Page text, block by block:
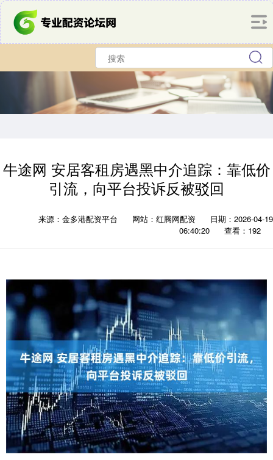
牛途网 安居客租房遇黑中介追踪：靠低价
引流，向平台投诉反被驳回
来源：金多港配资平台 网站：红腾网配资
日期：2026-04-19
06:40:20
查看：192